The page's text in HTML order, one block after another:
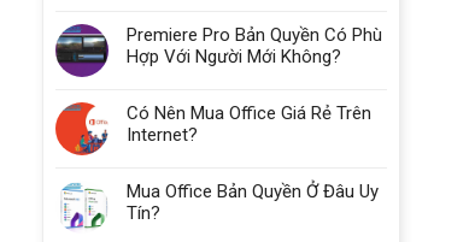
Tại
Đà
Bao
Premiere Pro Bản Quyền Có Phù
Hợp Với Người Mới Không?
Có Nên Mua Office Giá Rẻ Trên
Internet?
Mua Office Bản Quyền Ở Đâu Uy
Tín?